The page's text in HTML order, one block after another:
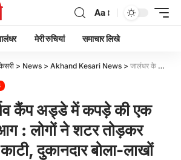
Aa
मेरी रुचियां समाचार लिखे
> News > Akhand Kesari News > जालंधर के भार्गव कैंप अड्डे में कपड़े की एक दुकान में लगी आग : लोगों ने शटर तोड़कर बिजली सप्लाई काटी, दुकानदार बोला-लाखों रुपए का हुआ नुकसान
कैंप अड्डे में कपड़े की एक
: लोगों ने शटर तोड़कर
दुकानदार बोला-लाखों